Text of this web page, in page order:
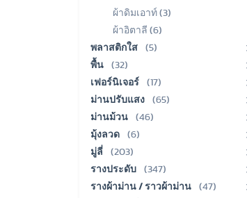
ผ้าดิมเอาท์ (3)
ผ้าอิตาลี (6)
พลาสติกใส
(5)
พื้น
(32)
เฟอร์นิเจอร์
(17)
ม่านปรับแสง
(65)
ม่านม้วน
(46)
มุ้งลวด
(6)
มู่ลี่
(203)
รางประดับ
(347)
รางผ้าม่าน / ราวผ้าม่าน
(47)